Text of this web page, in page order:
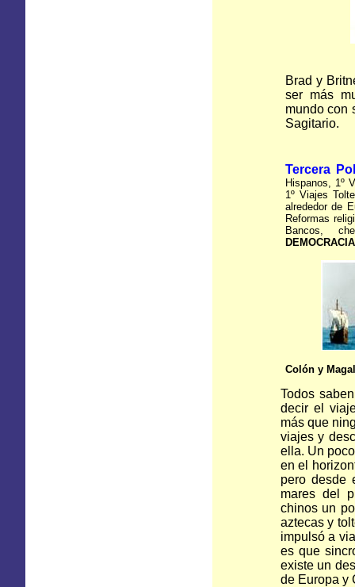
Brad y
ser más
mundo con
Sagitario.
Tercera
Hispanos, 1º
1º Viajes
alrededor de
Reformas
Bancos,
Colón y
Todos
decir el
más que
viajes y
ella. Un
en el
pero desde
mares del
chinos un
aztecas y
impulsó a
es que
existe un
de Europa y